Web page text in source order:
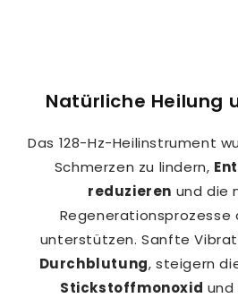
Natürliche Heilung
Das 128-Hz-Heilinstrument
Schmerzen zu lindern,
reduzieren und die
Regenerationsprozesse
unterstützen. Sanfte
Durchblutung, steigern
Stickstoffmonoxid und